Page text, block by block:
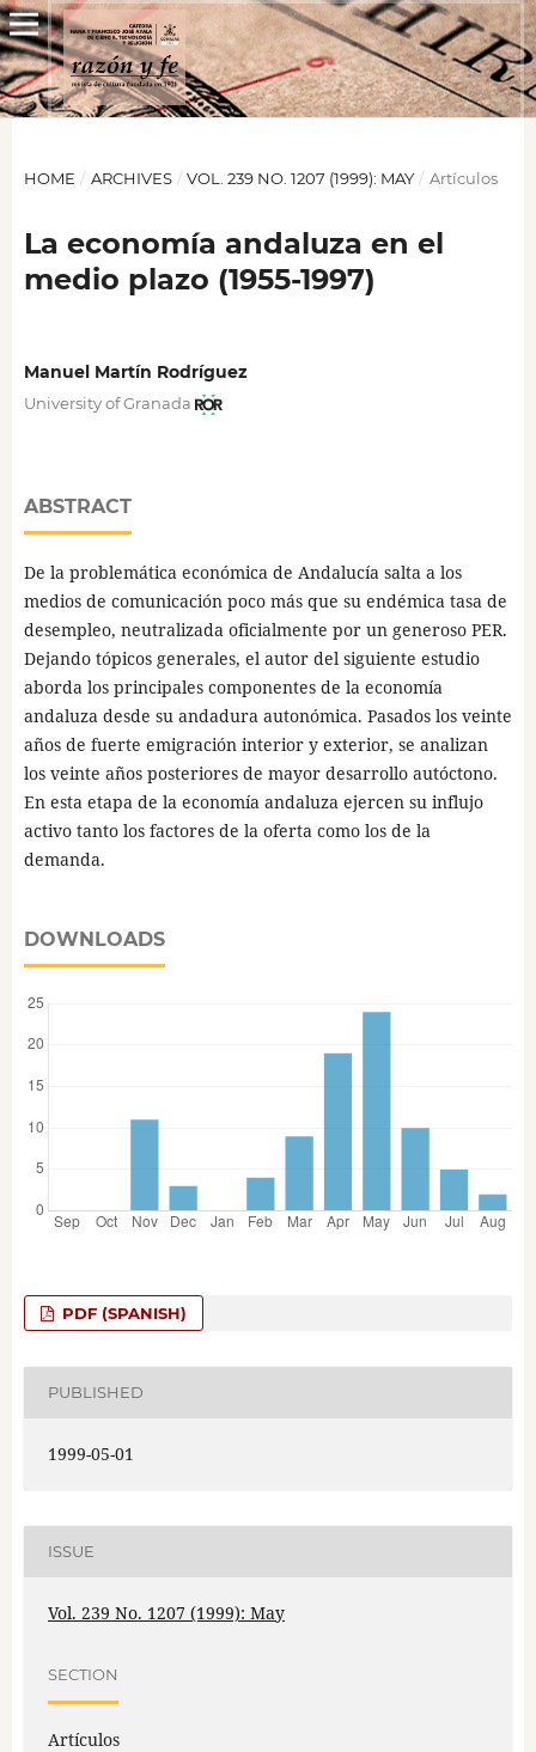
HOME / ARCHIVES / VOL. 239 NO. 1207 (1999): MAY / Artículos
La economía andaluza en el
medio plazo (1955-1997)
Manuel Martín Rodríguez
University of Granada
ABSTRACT
De la problemática económica de Andalucía salta a los
medios de comunicación poco más que su endémica tasa de
desempleo, neutralizada oficialmente por un generoso PER.
Dejando tópicos generales, el autor del siguiente estudio
aborda los principales componentes de la economía
andaluza desde su andadura autonómica. Pasados los veinte
años de fuerte emigración interior y exterior, se analizan
los veinte años posteriores de mayor desarrollo autóctono.
En esta etapa de la economía andaluza ejercen su influjo
activo tanto los factores de la oferta como los de la
demanda.
DOWNLOADS
PDF (SPANISH)
PUBLISHED
1999-05-01
ISSUE
Vol. 239 No. 1207 (1999): May
SECTION
Artículos